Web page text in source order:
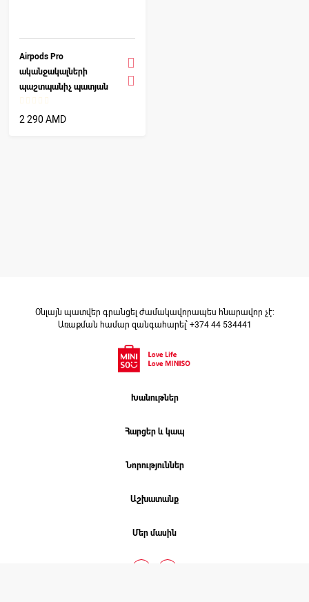
Airpods Pro
ականջակալների
պաշտպանիչ պատյան
(դեղին) Mini Family
2 290 AMD
Օնլայն պատվեր գրանցել ժամակավորապես հնարավոր չէ։
Առաքման համար զանգահարել՝ +374 44 534441
Խանութներ
Հարցեր և կապ
Նորություններ
Աշխատանք
Մեր մասին